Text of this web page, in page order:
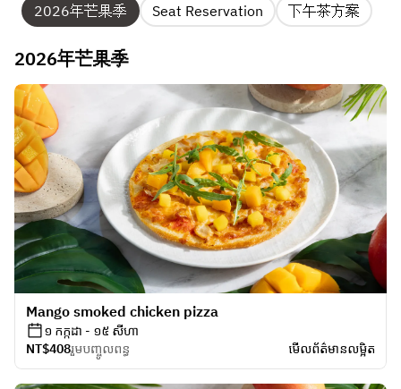
2026年芒果季 Seat Reservation 下午茶方案
2026年芒果季
Mango smoked chicken pizza
១ កក្កដា - ១៥ សីហា
NT$408រួមបញ្ចូលពន្ធ មើលព័ត៌មានលម្អិត